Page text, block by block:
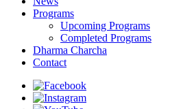
Programs
Upcoming Programs
Completed Programs
Dharma Charcha
Contact